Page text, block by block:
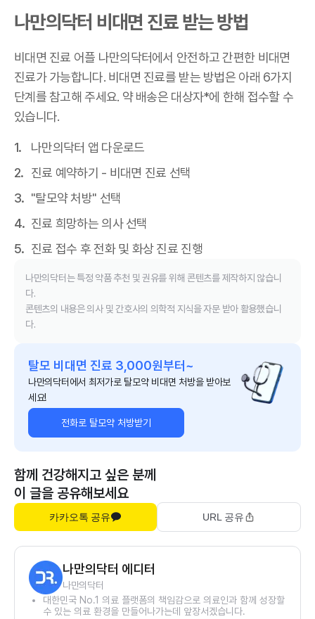
나만의닥터 비대면 진료 받는 방법
비대면 진료 어플 나만의닥터에서 안전하고 간편한 비대면
진료가 가능합니다. 비대면 진료를 받는 방법은 아래 6가지
단계를 참고해 주세요. 약 배송은 대상자*에 한해 접수할 수
있습니다.
나만의닥터 앱 다운로드
진료 예약하기 - 비대면 진료 선택
"탈모약 처방" 선택
진료 희망하는 의사 선택
진료 접수 후 전화 및 화상 진료 진행
나만의닥터는 특정 약품 추천 및 권유를 위해 콘텐츠를 제작하지 않습니
다.
콘텐츠의 내용은 의사 및 간호사의 의학적 지식을 자문 받아 활용했습니
다.
탈모 비대면 진료 3,000원부터~
나만의닥터에서 최저가로 탈모약 비대면 처방을 받아보
세요!
전화로 탈모약 처방받기
함께 건강해지고 싶은 분께
이 글을 공유해보세요
카카오톡 공유 URL 공유
나만의닥터 에디터
나만의닥터
대한민국 No.1 의료 플랫폼의 책임감으로 의료인과 함께 성장할
수 있는 의료 환경을 만들어나가는데 앞장서겠습니다.